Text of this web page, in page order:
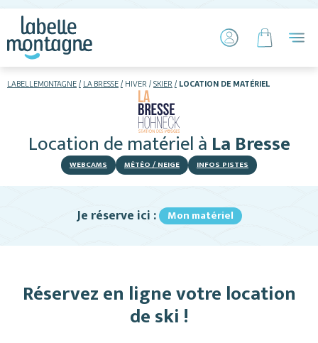
LABELLEMONTAGNE LA BRESSE HIVER SKIER LOCATION DE MATÉRIEL
Location de matérielà La Bresse
WEBCAMS MÉTÉO / NEIGE INFOS PISTES
Je réserve ici : Mon matériel
Réservez en ligne votre location
de ski !